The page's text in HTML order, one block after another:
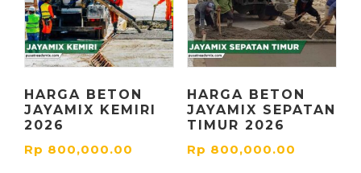
HARGA BETON
JAYAMIX KEMIRI
2026
Rp 800,000.00
HARGA BETON
JAYAMIX SEPATAN
TIMUR 2026
Rp 800,000.00